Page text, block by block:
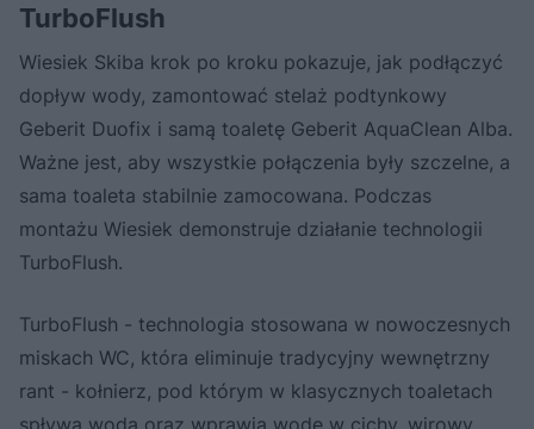
TurboFlush
Wiesiek Skiba krok po kroku pokazuje, jak podłączyć
dopływ wody, zamontować stelaż podtynkowy
Geberit Duofix i samą toaletę Geberit AquaClean Alba.
Ważne jest, aby wszystkie połączenia były szczelne, a
sama toaleta stabilnie zamocowana. Podczas
montażu Wiesiek demonstruje działanie technologii
TurboFlush.
TurboFlush - technologia stosowana w nowoczesnych
miskach WC, która eliminuje tradycyjny wewnętrzny
rant - kołnierz, pod którym w klasycznych toaletach
spływa woda oraz wprawia wodę w cichy, wirowy